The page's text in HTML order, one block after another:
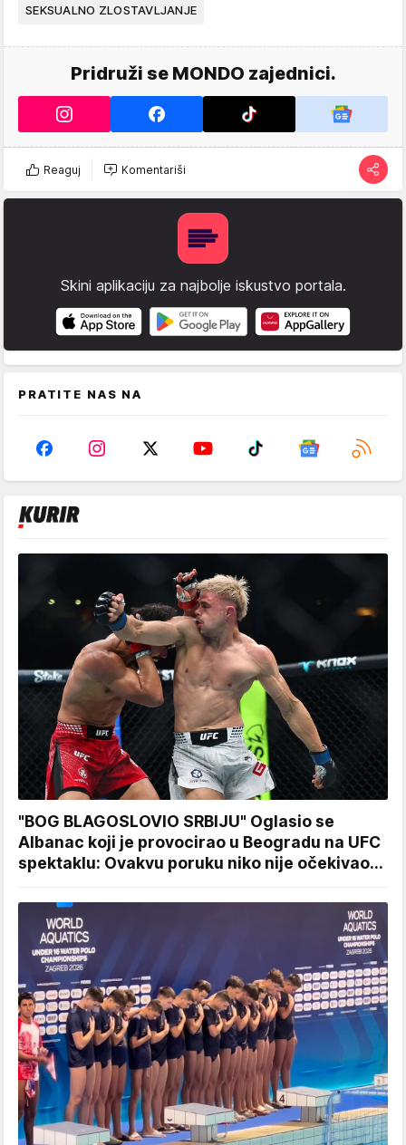
SEKSUALNO ZLOSTAVLJANJE
Pridruži se MONDO zajednici.
Reaguj Komentariši
Skini aplikaciju za najbolje iskustvo portala.
PRATITE NAS NA
"BOG BLAGOSLOVIO SRBIJU" Oglasio se
Albanac koji je provocirao u Beogradu na UFC
spektaklu: Ovakvu poruku niko nije očekivao...